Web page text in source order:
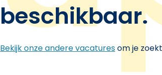
beschikbaar.
Bekijk onze andere vacaturesom je